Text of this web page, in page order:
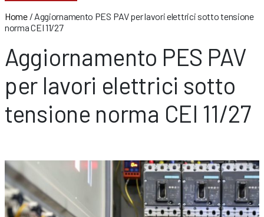
Home/ Aggiornamento PES PAV per lavori elettrici sotto tensione
norma CEI 11/27
Aggiornamento PES PAV
per lavori elettrici sotto
tensione norma CEI 11/27